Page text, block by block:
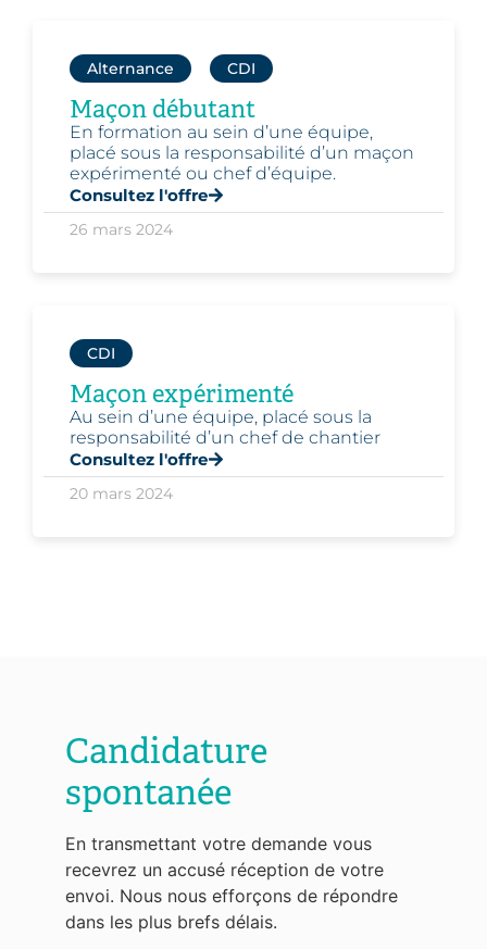
Alternance CDI
Maçon débutant
En formation au sein d’une équipe,
placé sous la responsabilité d’un maçon
expérimenté ou chef d’équipe.
Consultez l'offre
26 mars 2024
CDI
Maçon expérimenté
Au sein d’une équipe, placé sous la
responsabilité d’un chef de chantier
Consultez l'offre
20 mars 2024
Candidature
spontanée
En transmettant votre demande vous
recevrez un accusé réception de votre
envoi. Nous nous efforçons de répondre
dans les plus brefs délais.